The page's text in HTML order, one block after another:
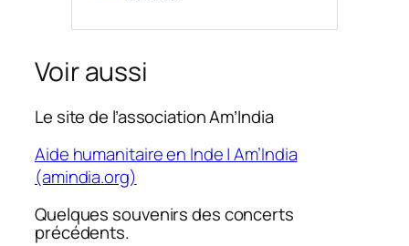
Voir aussi
Le site de l’association Am’India
Aide humanitaire en Inde | Am’India
(amindia.org)
Quelques souvenirs des concerts
précédents.